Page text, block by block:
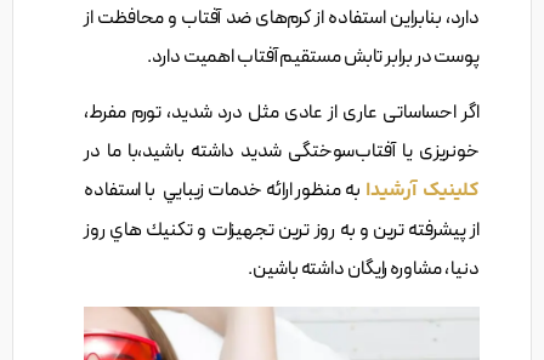
دارد، بنابراین استفاده از کرم‌های ضد آفتاب و محافظت از
پوست در برابر تابش مستقیم آفتاب اهمیت دارد.
اگر احساساتی عاری از عادی مثل درد شدید، تورم مفرط،
خونریزی یا آفتاب‌سوختگی شدید داشته باشید،با ما در
کلینیک آرشیدا به منظور ارائه خدمات زيبايي با استفاده
از پيشرفته ترين و به روز ترين تجهيزات و تكنيك هاي روز
دنيا ، مشاوره رایگان داشته باشین.